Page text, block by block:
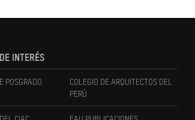
INTERÉS
POSGRADO
COLEGIO DE ARQUITECTOS DEL
PERÚ